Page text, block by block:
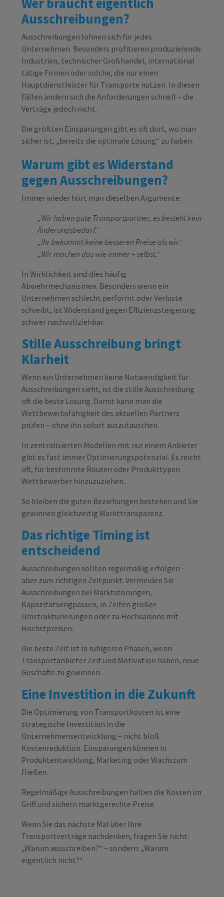
Ausschreibungen?
Ausschreibungen lohnen sich für jedes
Unternehmen. Besonders profitieren produzierende
Industrien, technischer Großhandel, international
tätige Firmen oder solche, die nur einen
Hauptdienstleister für Transporte nutzen. In diesen
Fällen ändern sich die Anforderungen schnell – die
Verträge jedoch nicht.
Die größten Einsparungen gibt es oft dort, wo man
sicher ist, „bereits die optimale Lösung“ zu haben.
Warum gibt es Widerstand
gegen Ausschreibungen?
Immer wieder hört man dieselben Argumente:
„Wir haben gute Transportpartner, es besteht kein
Änderungsbedarf.“
„Ihr bekommt keine besseren Preise als wir.“
„Wir machen das wie immer – selbst.“
In Wirklichkeit sind dies häufig
Abwehrmechanismen. Besonders wenn ein
Unternehmen schlecht performt oder Verluste
schreibt, ist Widerstand gegen Effizienzsteigerung
schwer nachvollziehbar.
Stille Ausschreibung bringt
Klarheit
Wenn ein Unternehmen keine Notwendigkeit für
Ausschreibungen sieht, ist die stille Ausschreibung
oft die beste Lösung. Damit kann man die
Wettbewerbsfähigkeit des aktuellen Partners
prüfen – ohne ihn sofort auszutauschen.
In zentralisierten Modellen mit nur einem Anbieter
gibt es fast immer Optimierungspotenzial. Es reicht
oft, für bestimmte Routen oder Produkttypen
Wettbewerber hinzuzuziehen.
So bleiben die guten Beziehungen bestehen und Sie
gewinnen gleichzeitig Markttransparenz.
Das richtige Timing ist
entscheidend
Ausschreibungen sollten regelmäßig erfolgen –
aber zum richtigen Zeitpunkt. Vermeiden Sie
Ausschreibungen bei Marktstörungen,
Kapazitätsengpässen, in Zeiten großer
Umstrukturierungen oder zu Hochsaisons mit
Höchstpreisen.
Die beste Zeit ist in ruhigeren Phasen, wenn
Transportanbieter Zeit und Motivation haben, neue
Geschäfte zu gewinnen.
Eine Investition in die Zukunft
Die Optimierung von Transportkosten ist eine
strategische Investition in die
Unternehmensentwicklung – nicht bloß
Kostenreduktion. Einsparungen können in
Produktentwicklung, Marketing oder Wachstum
fließen.
Regelmäßige Ausschreibungen halten die Kosten im
Griff und sichern marktgerechte Preise.
Wenn Sie das nächste Mal über Ihre
Transportverträge nachdenken, fragen Sie nicht:
„Warum ausschreiben?“ – sondern: „Warum
eigentlich nicht?“